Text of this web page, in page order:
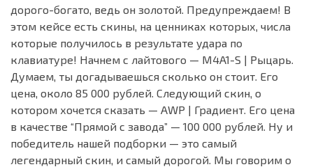
дорого-богато, ведь он золотой. Предупреждаем! В
этом кейсе есть скины, на ценниках которых, числа
которые получилось в результате удара по
клавиатуре! Начнем с лайтового — M4A1-S | Рыцарь.
Думаем, ты догадываешься сколько он стоит. Его
цена, около 85 000 рублей. Следующий скин, о
котором хочется сказать — AWP | Градиент. Его цена
в качестве “Прямой с завода” — 100 000 рублей. Ну и
победитель нашей подборки — это самый
легендарный скин, и самый дорогой. Мы говорим о